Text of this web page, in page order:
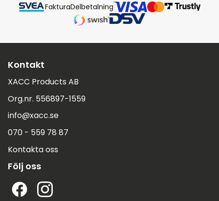
FakturaDelbetalning
Kontakt
XACC Products AB
Org.nr. 556897-1559
info@xacc.se
070 - 559 78 87
Kontakta oss
Följ oss